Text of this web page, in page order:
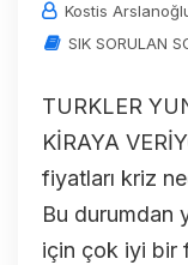
Kostis
SIK SORULAN
TURKLER
KİRAYA
fiyatları kriz
Bu durumdan
için çok iyi bir